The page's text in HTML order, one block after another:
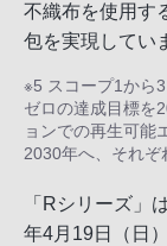
不織布を使用す
包を実現してい
※5 スコープ1から
ゼロの達成目標を
ョンでの再生可能
2030年へ、それぞ
「Rシリーズ」
年4月19日（日